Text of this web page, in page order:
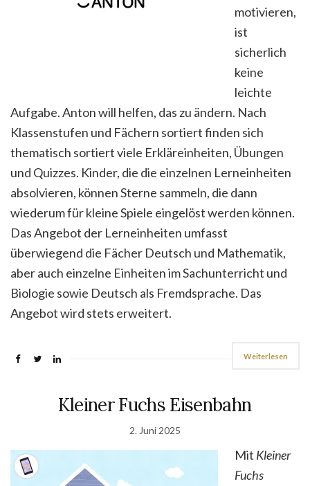
motivieren,
ist
sicherlich
keine
leichte
Aufgabe. Anton will helfen, das zu ändern. Nach
Klassenstufen und Fächern sortiert finden sich
thematisch sortiert viele Erkläreinheiten, Übungen
und Quizzes. Kinder, die die einzelnen Lerneinheiten
absolvieren, können Sterne sammeln, die dann
wiederum für kleine Spiele eingelöst werden können.
Das Angebot der Lerneinheiten umfasst
überwiegend die Fächer Deutsch und Mathematik,
aber auch einzelne Einheiten im Sachunterricht und
Biologie sowie Deutsch als Fremdsprache. Das
Angebot wird stets erweitert.
Weiterlesen
Kleiner Fuchs Eisenbahn
2. Juni 2025
Mit Kleiner
Fuchs